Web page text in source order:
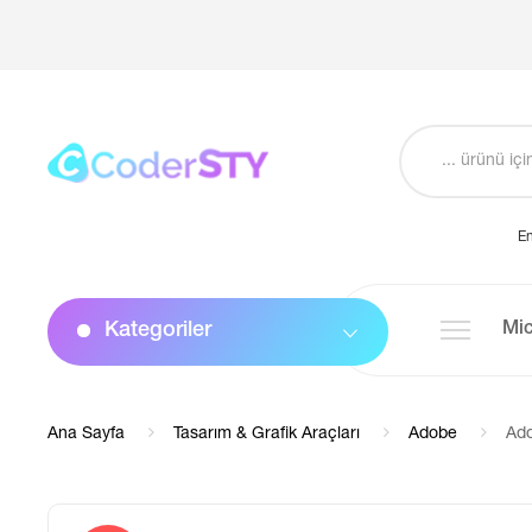
Kategoriler
Ana Sayfa Tasarım & Grafik Araçları Adobe